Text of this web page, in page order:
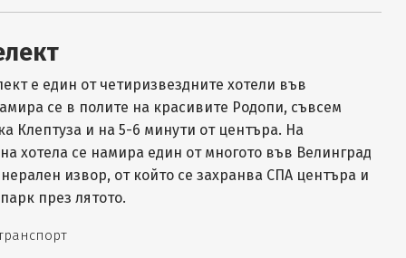
е един от четиризвездните хотели във
се в полите на красивите Родопи, съвсем
Клептуза и на 5-6 минути от центъра. На
хотела се намира един от многото във Велинград
извор, от който се захранва СПА центъра и
през лятото.